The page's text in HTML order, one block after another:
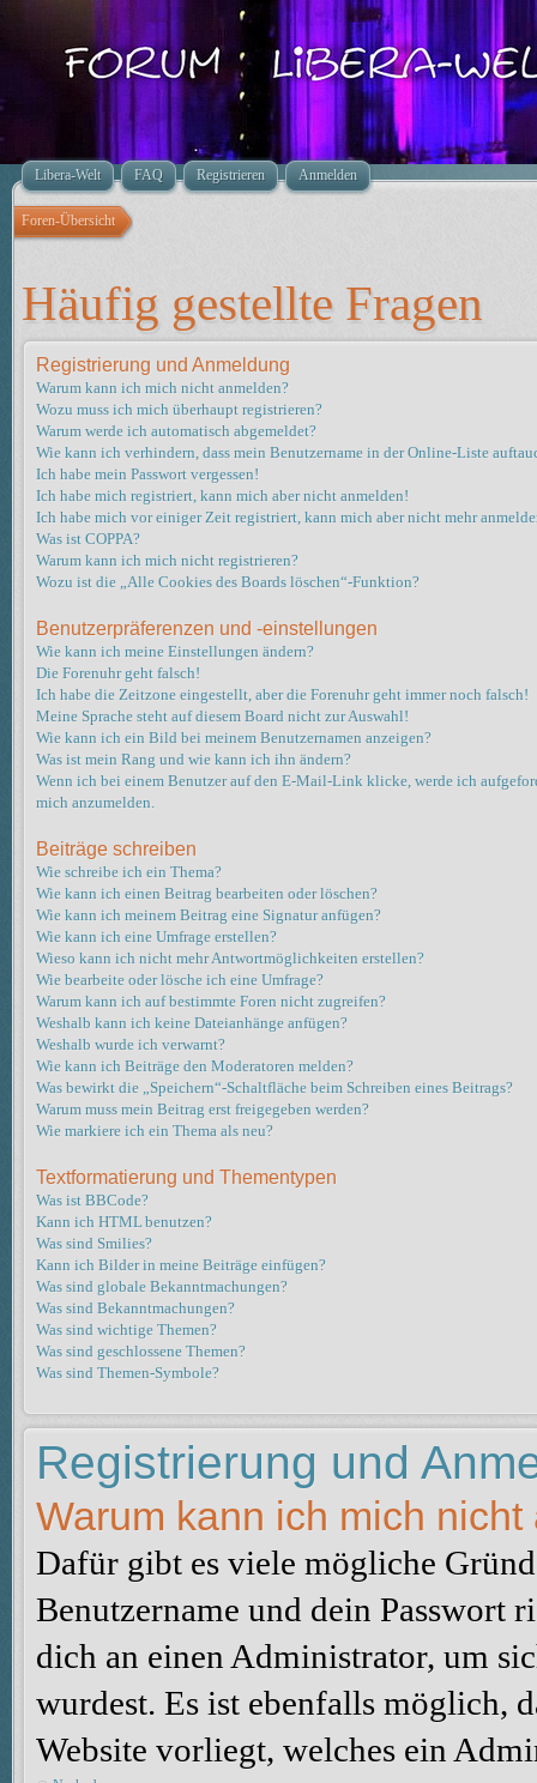
Libera-Welt FAQ Registrieren Anmelden
Foren-Übersicht
Häufig gestellte Fragen
Registrierung und Anmeldung
Warum kann ich mich nicht anmelden?
Wozu muss ich mich überhaupt registrieren?
Warum werde ich automatisch abgemeldet?
Wie kann ich verhindern, dass mein Benutzername in der Online-Liste
Ich habe mein Passwort vergessen!
Ich habe mich registriert, kann mich aber nicht anmelden!
Ich habe mich vor einiger Zeit registriert, kann mich aber nicht mehr
Was ist COPPA?
Warum kann ich mich nicht registrieren?
Wozu ist die „Alle Cookies des Boards löschen“-Funktion?
Benutzerpräferenzen und -einstellungen
Wie kann ich meine Einstellungen ändern?
Die Forenuhr geht falsch!
Ich habe die Zeitzone eingestellt, aber die Forenuhr geht immer noch falsch!
Meine Sprache steht auf diesem Board nicht zur Auswahl!
Wie kann ich ein Bild bei meinem Benutzernamen anzeigen?
Was ist mein Rang und wie kann ich ihn ändern?
Wenn ich bei einem Benutzer auf den E-Mail-Link klicke, werde ich
mich anzumelden.
Beiträge schreiben
Wie schreibe ich ein Thema?
Wie kann ich einen Beitrag bearbeiten oder löschen?
Wie kann ich meinem Beitrag eine Signatur anfügen?
Wie kann ich eine Umfrage erstellen?
Wieso kann ich nicht mehr Antwortmöglichkeiten erstellen?
Wie bearbeite oder lösche ich eine Umfrage?
Warum kann ich auf bestimmte Foren nicht zugreifen?
Weshalb kann ich keine Dateianhänge anfügen?
Weshalb wurde ich verwarnt?
Wie kann ich Beiträge den Moderatoren melden?
Was bewirkt die „Speichern“-Schaltfläche beim Schreiben eines Beitrags?
Warum muss mein Beitrag erst freigegeben werden?
Wie markiere ich ein Thema als neu?
Textformatierung und Thementypen
Was ist BBCode?
Kann ich HTML benutzen?
Was sind Smilies?
Kann ich Bilder in meine Beiträge einfügen?
Was sind globale Bekanntmachungen?
Was sind Bekanntmachungen?
Was sind wichtige Themen?
Was sind geschlossene Themen?
Was sind Themen-Symbole?
Registrierung und
Warum kann ich mich nicht
Dafür gibt es viele mögliche
Benutzername und dein Passwort
dich an einen Administrator, um
wurdest. Es ist ebenfalls möglich,
Website vorliegt, welches ein